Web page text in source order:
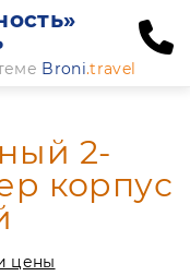
Broni.travel
2-
корпус
цены